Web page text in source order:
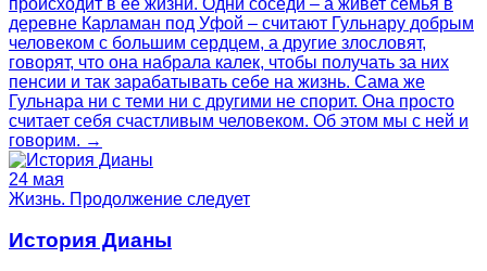
деревне Карламан под Уфой – считают Гульнару добрым
человеком с большим сердцем, а другие злословят,
говорят, что она набрала калек, чтобы получать за них
пенсии и так зарабатывать себе на жизнь. Сама же
Гульнара ни с теми ни с другими не спорит. Она просто
считает себя счастливым человеком. Об этом мы с ней и
говорим. →
24 мая
Жизнь. Продолжение следует
История Дианы